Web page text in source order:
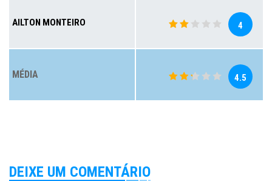
AILTON MONTEIRO 4
MÉDIA 4.5
DEIXE UM COMENTÁRIO